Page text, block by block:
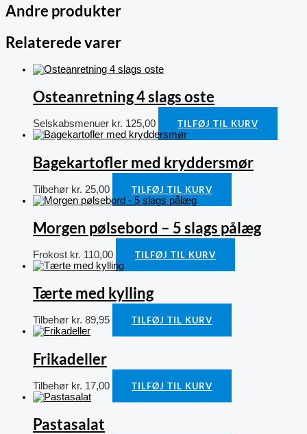
Andre produkter
Relaterede varer
Osteanretning 4 slags oste
Selskabsmenuer kr. 125,00 TILFØJ TIL KURV
Bagekartofler med kryddersmør
Tilbehør kr. 25,00 TILFØJ TIL KURV
Morgen pølsebord – 5 slags pålæg
Frokost kr. 110,00 TILFØJ TIL KURV
Tærte med kylling
Tilbehør kr. 89,95 TILFØJ TIL KURV
Frikadeller
Tilbehør kr. 17,00 TILFØJ TIL KURV
Pastasalat